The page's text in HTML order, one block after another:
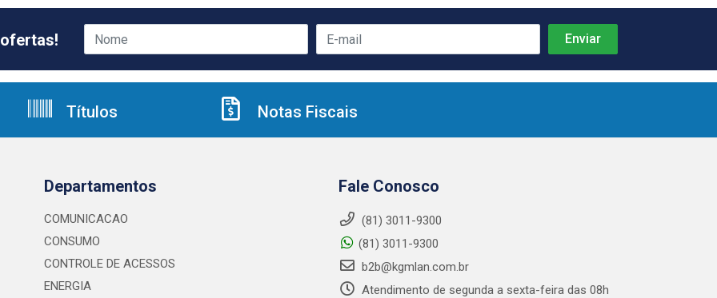
Títulos Notas Fiscais
Departamentos
COMUNICACAO
CONSUMO
CONTROLE DE ACESSOS
ENERGIA
Fale Conosco
(81) 3011-9300
(81) 3011-9300
b2b@kgmlan.com.br
Atendimento de segunda a sexta-feira das 08h